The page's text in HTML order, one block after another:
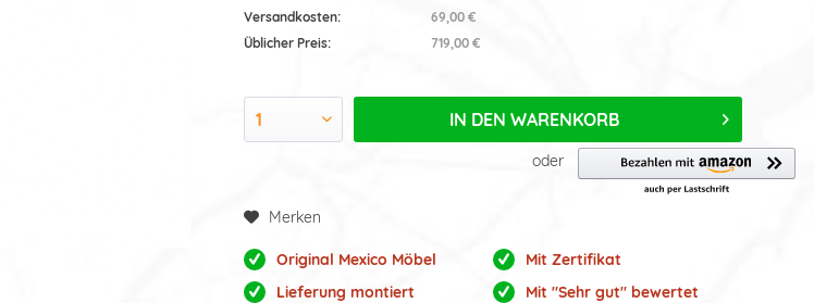
Versandkosten:
69,00 €
Üblicher Preis:
719,00 €
IN DEN WARENKORB
oder
Merken
Original Mexico Möbel
Mit Zertifikat
Lieferung montiert
Mit "Sehr gut" bewertet